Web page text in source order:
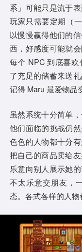
系」可能只是流于
玩家只需要定期（
以慢慢赢得他们的
西，好感度可能就
每个 NPC 到底喜
了充足的储蓄来送
记得 Maru 最爱物品
虽然系统十分简单
他们面临的挑战仍
色色的人物都十分
把自己的商品卖给
乐意向别人展示她
不太乐意交朋友，
态。各式各样的人物